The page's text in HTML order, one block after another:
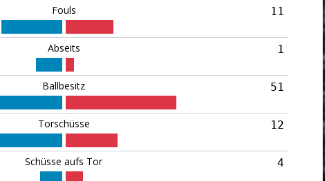
Fouls 11
Abseits 1
Ballbesitz 51
Torschüsse 12
Schüsse aufs Tor 4